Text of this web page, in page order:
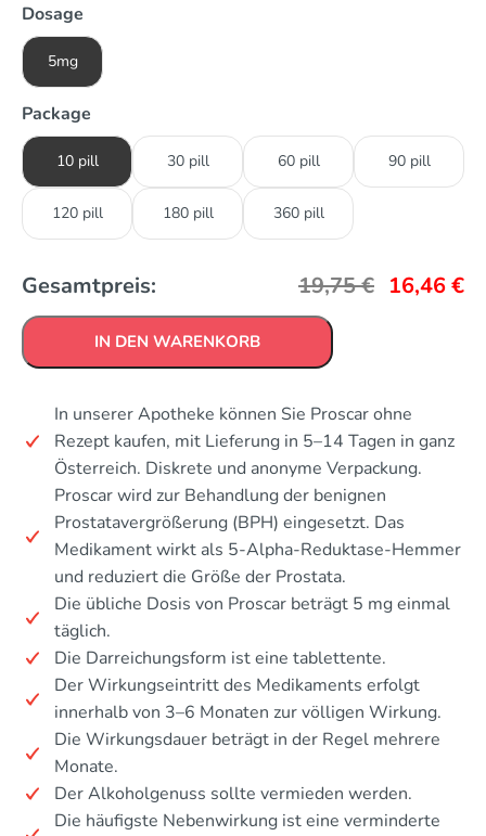
Dosage
5mg
Package
10 pill 30 pill 60 pill 90 pill
120 pill 180 pill 360 pill
Gesamtpreis: 19,75€ 16,46€
IN DEN WARENKORB
In unserer Apotheke können Sie Proscar ohne
Rezept kaufen, mit Lieferung in 5–14 Tagen in ganz
Österreich. Diskrete und anonyme Verpackung.
Proscar wird zur Behandlung der benignen
Prostatavergrößerung (BPH) eingesetzt. Das
Medikament wirkt als 5-Alpha-Reduktase-Hemmer
und reduziert die Größe der Prostata.
Die übliche Dosis von Proscar beträgt 5 mg einmal
täglich.
Die Darreichungsform ist eine tablettente.
Der Wirkungseintritt des Medikaments erfolgt
innerhalb von 3–6 Monaten zur völligen Wirkung.
Die Wirkungsdauer beträgt in der Regel mehrere
Monate.
Der Alkoholgenuss sollte vermieden werden.
Die häufigste Nebenwirkung ist eine verminderte